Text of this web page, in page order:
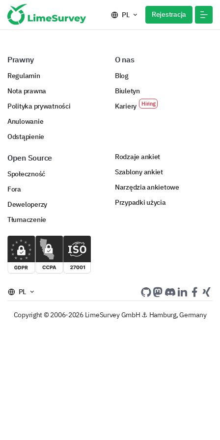
PL Rejestracja
Prawny
Regulamin
Nota prawna
Polityka prywatności
Anulowanie
Odstąpienie
O nas
Blog
Biuletyn
Kariery
Open Source
Społeczność
Fora
Deweloperzy
Tłumaczenie
Rodzaje ankiet
Szablony ankiet
Narzędzia ankietowe
Przypadki użycia
PL
Copyright © 2006-2026 LimeSurvey GmbH ⚓ Hamburg, Germany